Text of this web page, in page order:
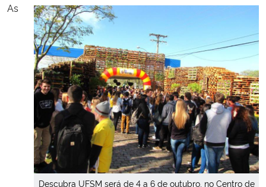
Ministério da Ciência, Tecnologia, Inovações e Comunicações
Ministério do Meio Ambiente
Ministério do Turismo
Ministério do Desenvolvimento Regional
Controladoria-Geral da União
Ministério da Mulher, da Família e dos Direitos Humanos
Descubra UFSM será de 4 a 6 de outubro, no Centro de
As